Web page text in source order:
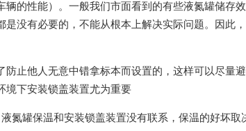
辆的性能）。一般我们市面看到的有些液氮罐储
是没有必要的，不能从根本上解决实际问题。因此
防止他人无意中错拿标本而设置的，这样可以尽量
境下安装锁盖装置尤为重要
氮罐保温和安装锁盖装置没有联系，保温的好坏取